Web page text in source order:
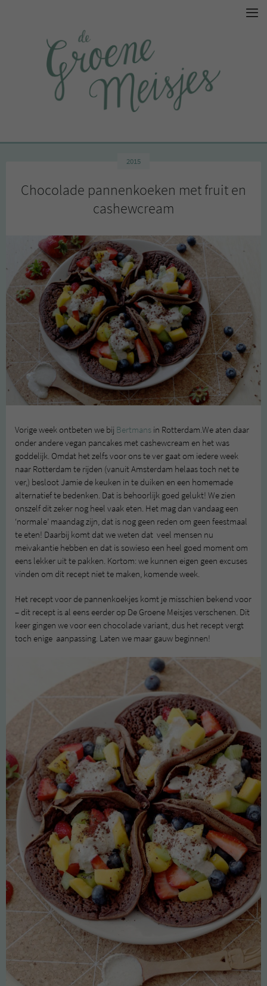
2015
Chocolade pannenkoeken met fruit en
cashewcream
Vorige week ontbeten we bij Bertmans in Rotterdam.We aten daar
onder andere vegan pancakes met cashewcream en het was
goddelijk. Omdat het zelfs voor ons te ver gaat om iedere week
naar Rotterdam te rijden (vanuit Amsterdam helaas toch net te
ver,) besloot Jamie de keuken in te duiken en een homemade
alternatief te bedenken. Dat is behoorlijk goed gelukt! We zien
onszelf dit zeker nog heel vaak eten. Het mag dan vandaag een
‘normale’ maandag zijn, dat is nog geen reden om geen feestmaal
te eten! Daarbij komt dat we weten dat veel mensen nu
meivakantie hebben en dat is sowieso een heel goed moment om
eens lekker uit te pakken. Kortom: we kunnen eigen geen excuses
vinden om dit recept niet te maken, komende week.
Het recept voor de pannenkoekjes komt je misschien bekend voor
– dit recept is al eens eerder op De Groene Meisjes verschenen. Dit
keer gingen we voor een chocolade variant, dus het recept vergt
toch enige aanpassing. Laten we maar gauw beginnen!